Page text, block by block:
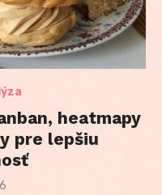
heatmapy
pre lepšiu